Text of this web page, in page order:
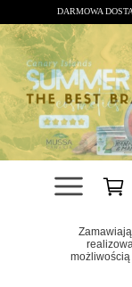
DARMOWA
możliwością